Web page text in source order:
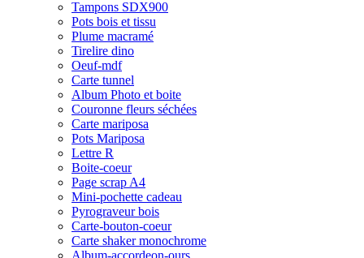
Tampons SDX900
Pots bois et tissu
Plume macramé
Tirelire dino
Oeuf-mdf
Carte tunnel
Album Photo et boite
Couronne fleurs séchées
Carte mariposa
Pots Mariposa
Lettre R
Boite-coeur
Page scrap A4
Mini-pochette cadeau
Pyrograveur bois
Carte-bouton-coeur
Carte shaker monochrome
Album-accordeon-ours